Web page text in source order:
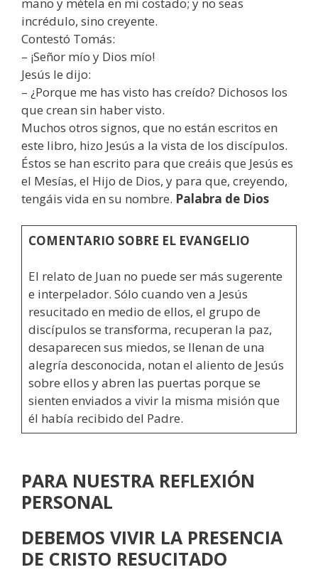
incrédulo, sino creyente.
Contestó Tomás:
– ¡Señor mío y Dios mío!
Jesús le dijo:
– ¿Porque me has visto has creído? Dichosos los
que crean sin haber visto.
Muchos otros signos, que no están escritos en
este libro, hizo Jesús a la vista de los discípulos.
Éstos se han escrito para que creáis que Jesús es
el Mesías, el Hijo de Dios, y para que, creyendo,
tengáis vida en su nombre. Palabra de Dios
COMENTARIO SOBRE EL EVANGELIO
El relato de Juan no puede ser más sugerente
e interpelador. Sólo cuando ven a Jesús
resucitado en medio de ellos, el grupo de
discípulos se transforma, recuperan la paz,
desaparecen sus miedos, se llenan de una
alegría desconocida, notan el aliento de Jesús
sobre ellos y abren las puertas porque se
sienten enviados a vivir la misma misión que
él había recibido del Padre.
PARA NUESTRA REFLEXIÓN
PERSONAL
DEBEMOS VIVIR LA PRESENCIA
DE CRISTO RESUCITADO